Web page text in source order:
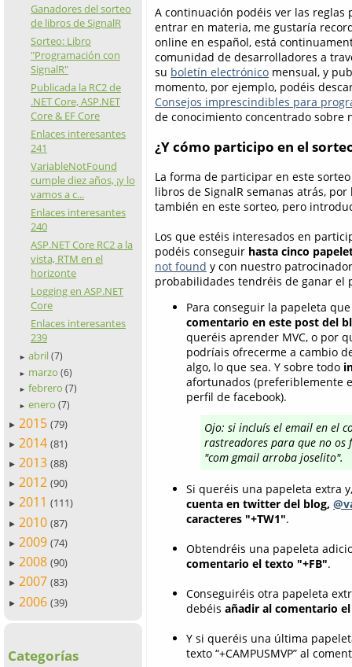
Ganadores del sorteo
de libros de SignalR
Sorteo: Libro
"Programación con
SignalR"
Publicada la RC2 de
.NET Core, ASP.NET
Core & EF Core
Enlaces interesantes
241
VariableNotFound
cumple diez años, ¡y lo
vamos a c...
Enlaces interesantes
240
ASP.NET Core RC2 a la
vista, RTM en el
horizonte
Logging en ASP.NET
Core
Enlaces interesantes
239
► abril (7)
► marzo (6)
► febrero (7)
► enero (7)
► 2015 (79)
► 2014 (81)
► 2013 (88)
► 2012 (90)
► 2011 (111)
► 2010 (87)
► 2009 (74)
► 2008 (90)
► 2007 (83)
► 2006 (39)
Categorías
A continuación podéis ver las
entrar en materia, me gustaría
online en español, está
comunidad de desarrolladores a
su boletín electrónico mensual, y
momento, por ejemplo, podéis
Consejos imprescindibles para
de conocimiento concentrado sobre
¿Y cómo participo en el
La forma de participar en este
libros de SignalR semanas atrás,
también en este sorteo, pero
Los que estéis interesados en
podéis conseguir hasta cinco
not found y con nuestro
probabilidades tendréis de ganar el
Para conseguir la papeleta
comentario en este post del
queréis aprender MVC, o por
podríais ofrecerme a cambio
algo, lo que sea. Y sobre todo
afortunados (preferiblemente
perfil de facebook).
Ojo: si incluís el email en el
rastreadores para que no os
"com gmail arroba joselito".
Si queréis una papeleta extra
cuenta en twitter del blog,
caracteres "+TW1".
Obtendréis una papeleta
comentario el texto "+FB".
Conseguiréis otra papeleta
debéis añadir al comentario
Y si queréis una última
texto “+CAMPUSMVP” al